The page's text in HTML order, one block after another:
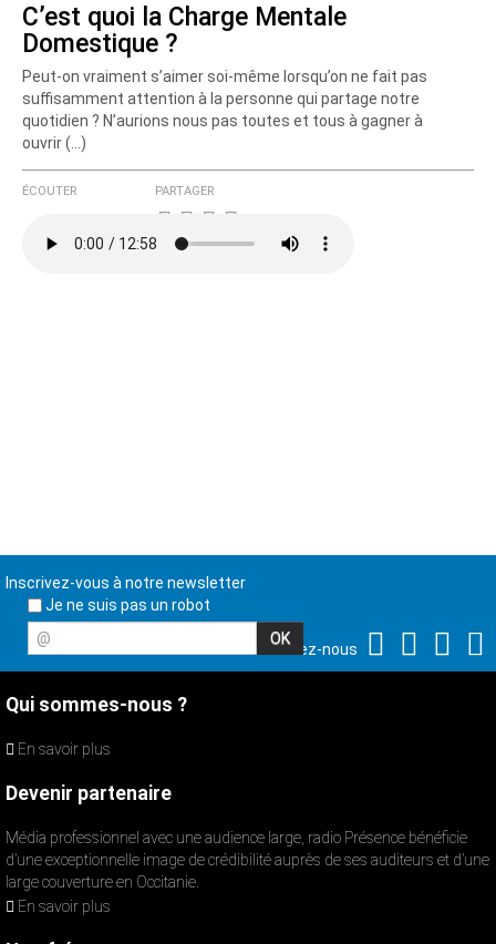
C’est quoi la Charge Mentale
Domestique ?
Peut-on vraiment s’aimer soi-même lorsqu’on ne fait pas
suffisamment attention à la personne qui partage notre
quotidien ? N’aurions nous pas toutes et tous à gagner à
ouvrir (…)
ÉCOUTER PARTAGER
Inscrivez-vous à notre newsletter
Je ne suis pas un robot
@
Suivez-nous
Qui sommes-nous ?
En savoir plus
Devenir partenaire
Média professionnel avec une audience large, radio Présence bénéficie
d’une exceptionnelle image de crédibilité auprès de ses auditeurs et d’une
large couverture en Occitanie.
En savoir plus